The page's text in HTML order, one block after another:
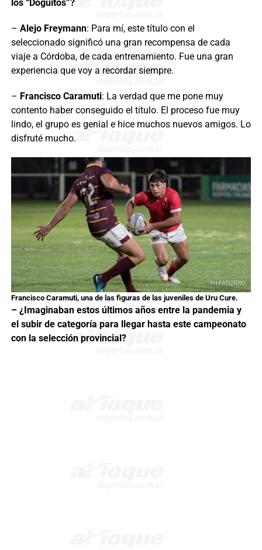
los “Doguitos”?
– Alejo Freymann: Para mí, este título con el
seleccionado significó una gran recompensa de cada
viaje a Córdoba, de cada entrenamiento. Fue una gran
experiencia que voy a recordar siempre.
– Francisco Caramuti: La verdad que me pone muy
contento haber conseguido el título. El proceso fue muy
lindo, el grupo es genial e hice muchos nuevos amigos. Lo
disfruté mucho.
Francisco Caramuti, una de las figuras de las juveniles de Uru Cure.
– ¿Imaginaban estos últimos años entre la pandemia y
el subir de categoría para llegar hasta este campeonato
con la selección provincial?